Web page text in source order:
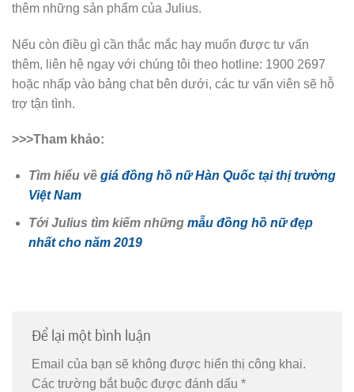
thêm những sản phẩm của Julius.
Nếu còn điều gì cần thắc mắc hay muốn được tư vấn
thêm, liên hệ ngay với chúng tôi theo hotline: 1900 2697
hoặc nhấp vào bảng chat bên dưới, các tư vấn viên sẽ hỗ
trợ tận tình.
>>>Tham khảo:
Tìm hiểu về giá đồng hồ nữ Hàn Quốc tại thị trường
Việt Nam
Tới Julius tìm kiếm những mẫu đồng hồ nữ đẹp
nhất cho năm 2019
Để lại một bình luận
Email của bạn sẽ không được hiển thị công khai.
Các trường bắt buộc được đánh dấu *